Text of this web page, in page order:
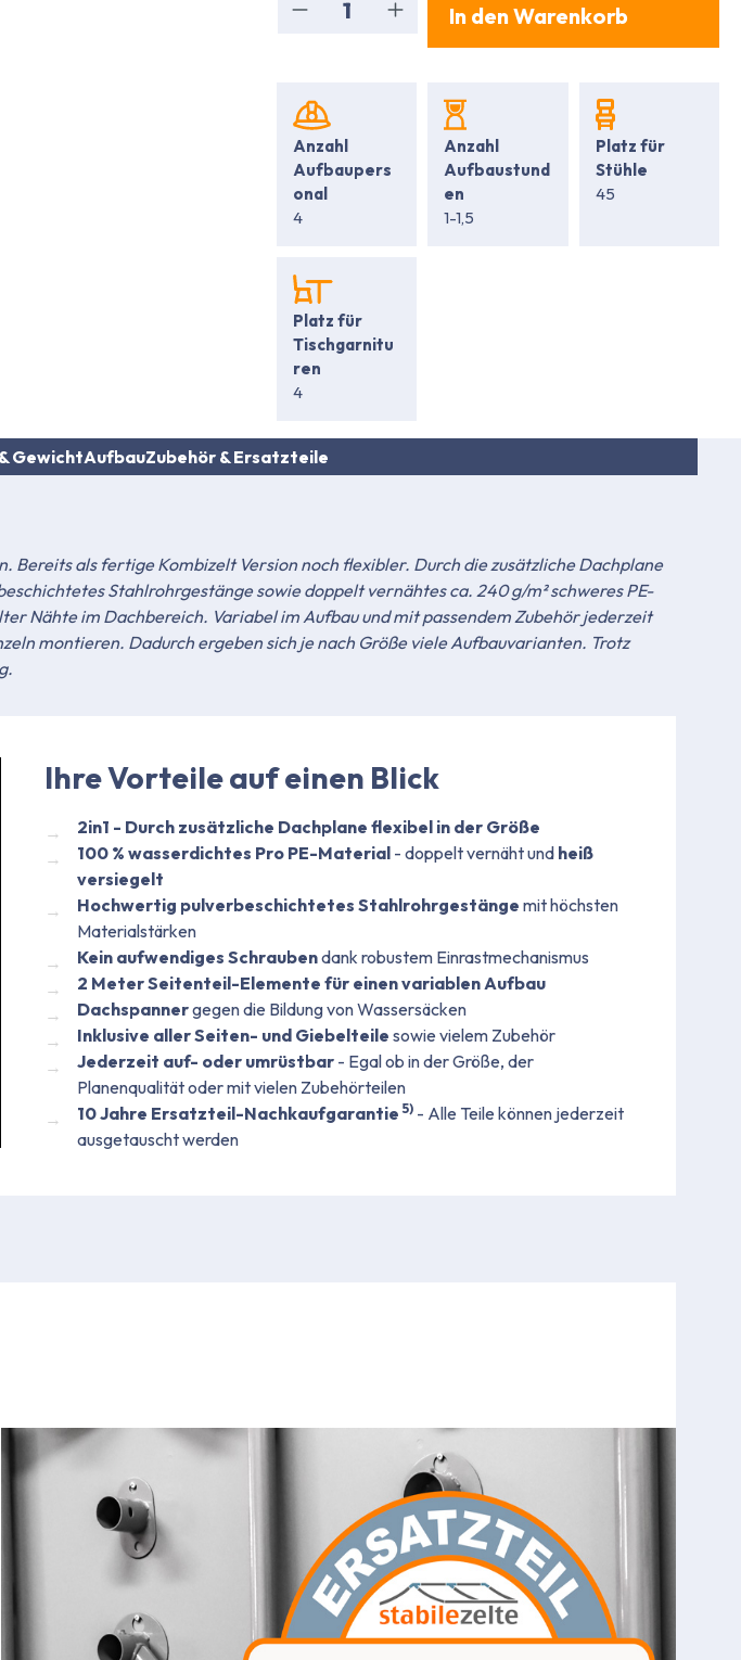
In den Warenkorb
Anzahl
Aufbaupers
onal
4
Anzahl
Aufbaustund
en
1-1,5
Platz für
Stühle
45
Platz für
Tischgarnitu
ren
4
GewichtAufbauZubehör & Ersatzteile
als fertige Kombizelt Version noch flexibler. Durch die zusätzliche Dachplane
Stahlrohrgestänge sowie doppelt vernähtes ca. 240 g/m² schweres PE-
Nähte im Dachbereich. Variabel im Aufbau und mit passendem Zubehör jederzeit
montieren. Dadurch ergeben sich je nach Größe viele Aufbauvarianten. Trotz
Ihre Vorteile auf einen Blick
2in1 - Durch zusätzliche Dachplane flexibel in der Größe
100 % wasserdichtes Pro PE-Material - doppelt vernäht und heiß
versiegelt​
Hochwertig pulverbeschichtetes Stahlrohrgestänge mit höchsten
Materialstärken
Kein aufwendiges Schraubendank robustem Einrastmechanismus
2 Meter Seitenteil-Elemente für einen variablen Aufbau
Dachspannergegen die Bildung von Wassersäcken
Inklusive aller Seiten- und Giebelteile sowie vielem Zubehör
Jederzeit auf- oder umrüstbar - Egal ob in der Größe, der
Planenqualität oder mit vielen Zubehörteilen
10 Jahre Ersatzteil-Nachkaufgarantie 5) - Alle Teile können jederzeit
ausgetauscht werden